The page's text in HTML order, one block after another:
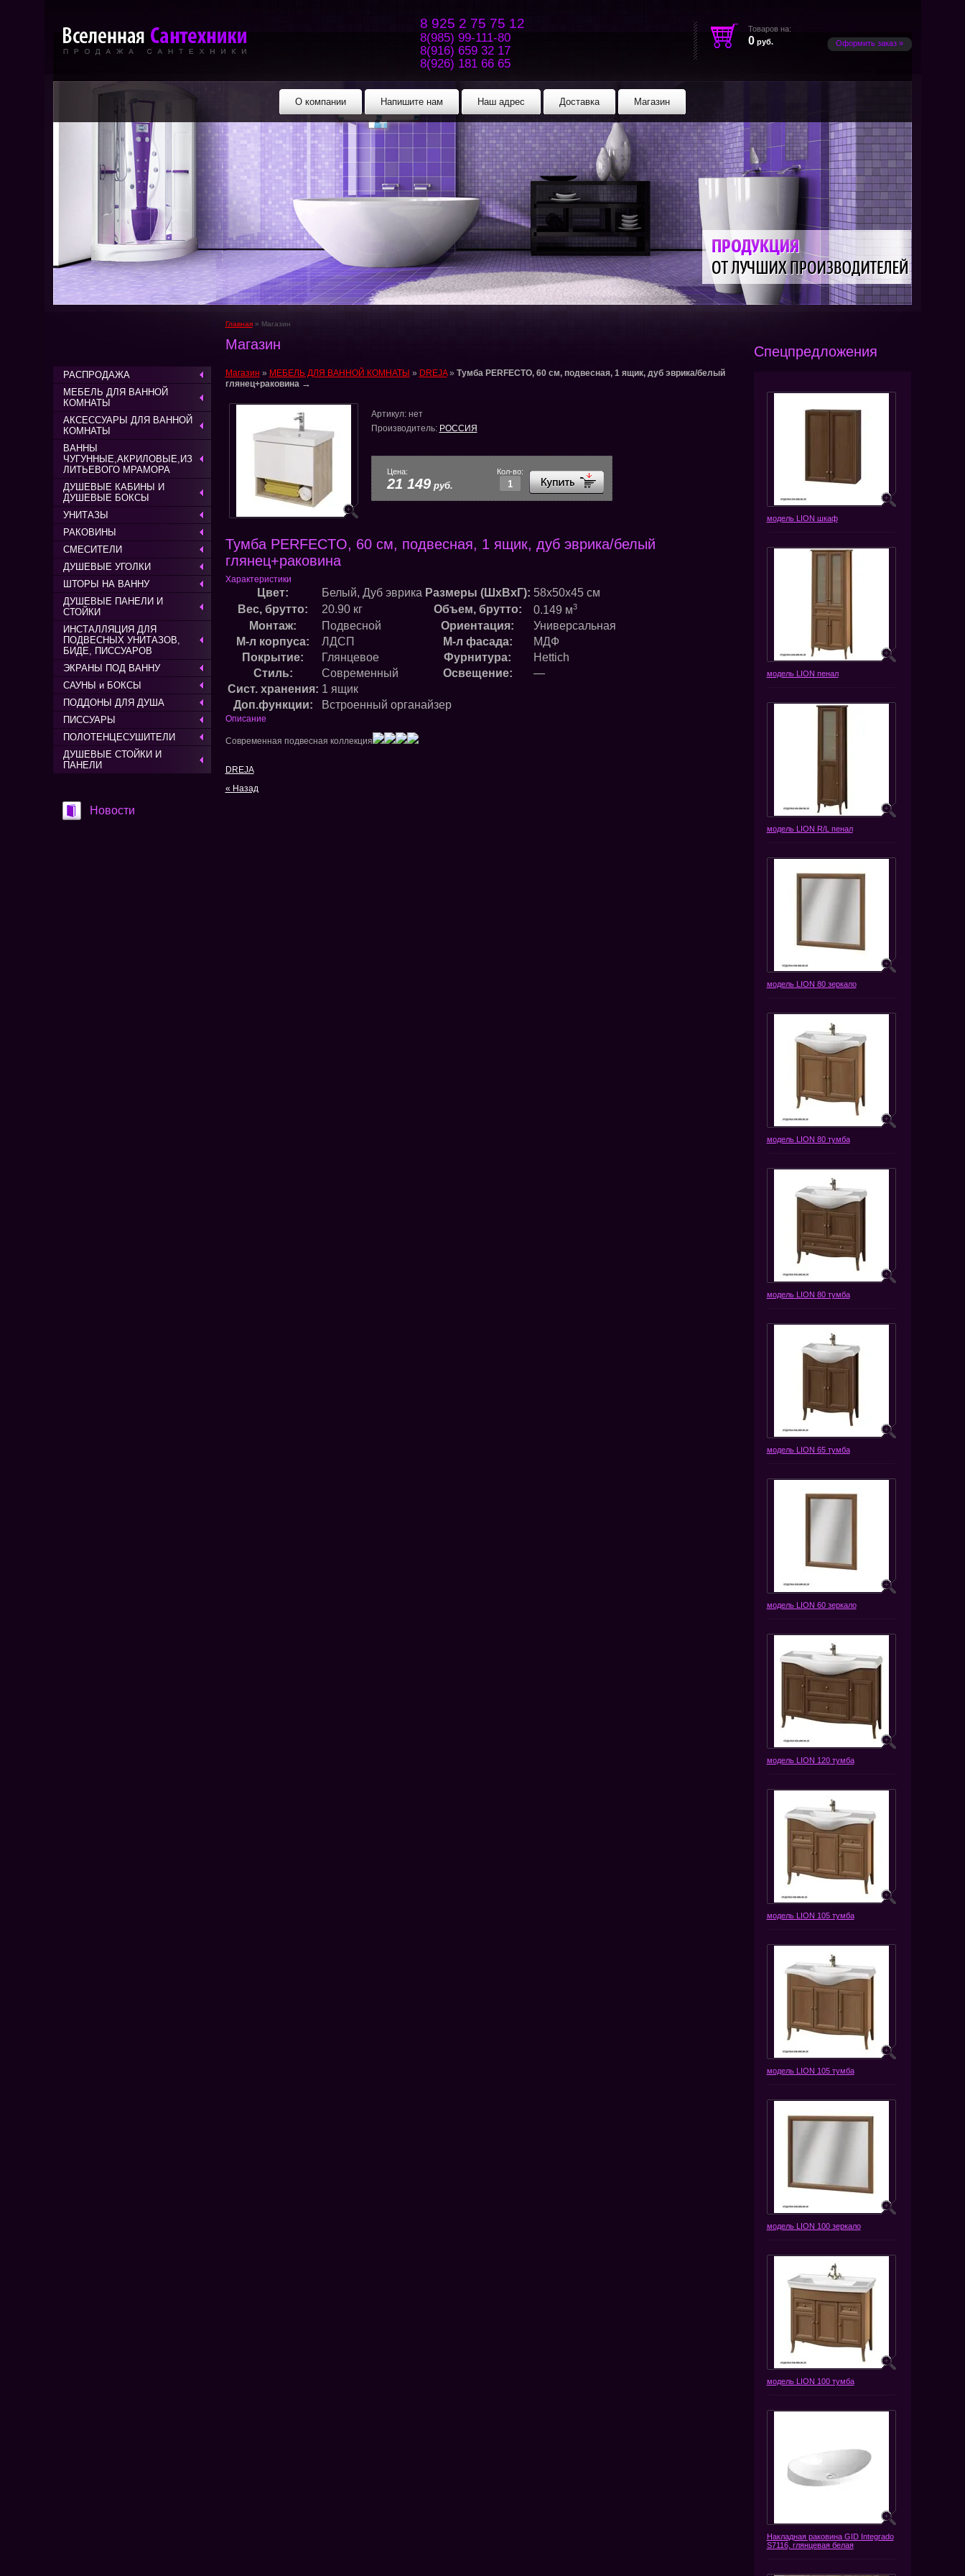
О компании Напишите нам Наш адрес Доставка Магазин
8 925 2 75 75 12
8(985) 99-111-80
8(916) 659 32 17
8(926) 181 66 65
Товаров на:
0руб. Оформить заказ »
РАСПРОДАЖА
МЕБЕЛЬ ДЛЯ ВАННОЙ
КОМНАТЫ
АКСЕССУАРЫ ДЛЯ ВАННОЙ
КОМНАТЫ
ВАННЫ
ЧУГУННЫЕ,АКРИЛОВЫЕ,ИЗ
ЛИТЬЕВОГО МРАМОРА
ДУШЕВЫЕ КАБИНЫ И
ДУШЕВЫЕ БОКСЫ
УНИТАЗЫ
РАКОВИНЫ
СМЕСИТЕЛИ
ДУШЕВЫЕ УГОЛКИ
ШТОРЫ НА ВАННУ
ДУШЕВЫЕ ПАНЕЛИ И
СТОЙКИ
ИНСТАЛЛЯЦИЯ ДЛЯ
ПОДВЕСНЫХ УНИТАЗОВ,
БИДЕ, ПИССУАРОВ
ЭКРАНЫ ПОД ВАННУ
САУНЫ и БОКСЫ
ПОДДОНЫ ДЛЯ ДУША
ПИССУАРЫ
ПОЛОТЕНЦЕСУШИТЕЛИ
ДУШЕВЫЕ СТОЙКИ И
ПАНЕЛИ
Новости
Главная» Магазин
Магазин
Магазин » МЕБЕЛЬ ДЛЯ ВАННОЙ КОМНАТЫ » DREJA» Тумба PERFECTO, 60 см, подвесная, 1 ящик, дуб эврика/белый
глянец+раковина →
Артикул: нет
Производитель: РОССИЯ
Кол-во:
Цена:
21 149руб.
Тумба PERFECTO, 60 см, подвесная, 1 ящик, дуб эврика/белый
глянец+раковина
Характеристики
Цвет: Белый, Дуб эврика Размеры (ШхВхГ): 58x50x45 см
Вес, брутто:
20.90 кг Объем, брутто: 0.149 м3
Монтаж: Подвесной Ориентация:
Универсальная
М-л корпуса:
ЛДСП М-л фасада:
МДФ
Покрытие:
Глянцевое Фурнитура:
Hettich
Стиль:
Современный Освещение:
—
Сист. хранения: 1 ящик
Доп.функции:
Встроенный органайзер
Описание
Современная подвесная коллекция
DREJA
« Назад
Спецпредложения
модель LION шкаф
модель LION пенал
модель LION R/L пенал
модель LION 80 зеркало
модель LION 80 тумба
модель LION 80 тумба
модель LION 65 тумба
модель LION 60 зеркало
модель LION 120 тумба
модель LION 105 тумба
модель LION 105 тумба
модель LION 100 зеркало
модель LION 100 тумба
Накладная раковина GID Integrado
S7116, глянцевая белая